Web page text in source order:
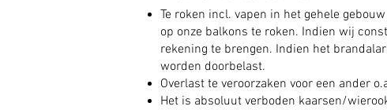
Te roken incl. vapen in het gehele
op onze balkons te roken. Indien wij
rekening te brengen. Indien het
worden doorbelast.
Overlast te veroorzaken voor een ander
Het is absoluut verboden kaarsen/